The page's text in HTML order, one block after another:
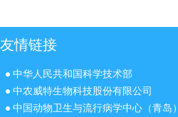
友情链接
中华人民共和国科学技术部
中农威特生物科技股份有限公司
中国动物卫生与流行病学中心（青岛）